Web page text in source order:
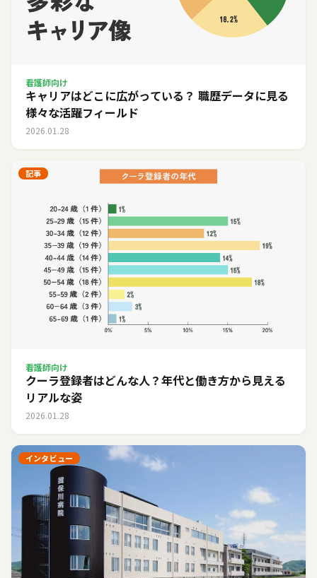
看護師向け
キャリアはどこに広がっている？ 職歴データに見る
様々な活躍フィールド
2026.01.28
記事
看護師向け
クーラ登録者はどんな人？年代と働き方から見える
リアルな姿
2026.01.28
インタビュー